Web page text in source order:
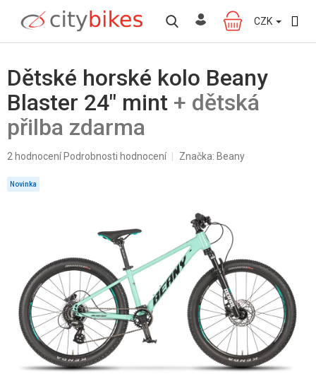
obsah
NÁKUPNÍ
KOŠÍK
CZK
Dětské horské kolo Beany
Blaster 24" mint + dětská
přilba zdarma
Průměrné
produktu
je
2 hodnocení Podrobnosti hodnocení Značka: Beany
Novinka